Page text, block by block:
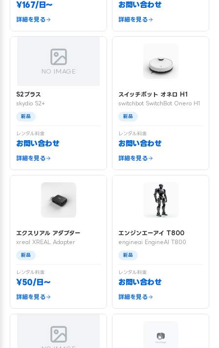
¥167/日〜
詳細を見る
お問い合わせ
詳細を見る
NO IMAGE
S2プラス
skydio S2+
新品
レンタル料金
お問い合わせ
詳細を見る
スイッチボット オネロ H1
switchbot SwitchBot Onero H1
新品
レンタル料金
お問い合わせ
詳細を見る
エクスリアル アダプター
xreal XREAL Adapter
新品
レンタル料金
¥50/日〜
詳細を見る
エンジンエーアイ T800
engineai EngineAI T800
新品
レンタル料金
お問い合わせ
詳細を見る